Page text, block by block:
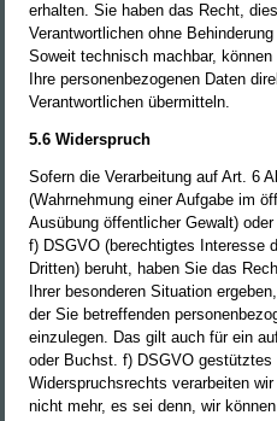
erhalten. Sie haben das Recht,
Verantwortlichen ohne
Soweit technisch machbar,
Ihre personenbezogenen Daten
Verantwortlichen übermitteln.
5.6 Widerspruch
Sofern die Verarbeitung auf Art. 6
(Wahrnehmung einer Aufgabe im
Ausübung öffentlicher Gewalt)
f) DSGVO (berechtigtes Interesse
Dritten) beruht, haben Sie das
Ihrer besonderen Situation
der Sie betreffenden
einzulegen. Das gilt auch für ein
oder Buchst. f) DSGVO
Widerspruchsrechts verarbeiten
nicht mehr, es sei denn, wir